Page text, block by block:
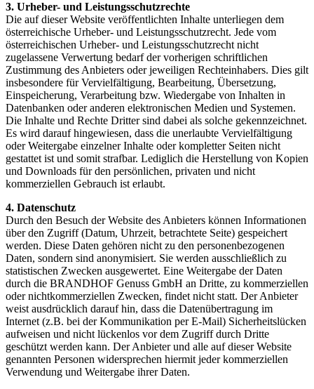
3. Urheber- und Leistungsschutzrechte
Die auf dieser Website veröffentlichten Inhalte unterliegen dem
österreichische Urheber- und Leistungsschutzrecht. Jede vom
österreichischen Urheber- und Leistungsschutzrecht nicht
zugelassene Verwertung bedarf der vorherigen schriftlichen
Zustimmung des Anbieters oder jeweiligen Rechteinhabers. Dies gilt
insbesondere für Vervielfältigung, Bearbeitung, Übersetzung,
Einspeicherung, Verarbeitung bzw. Wiedergabe von Inhalten in
Datenbanken oder anderen elektronischen Medien und Systemen.
Die Inhalte und Rechte Dritter sind dabei als solche gekennzeichnet.
Es wird darauf hingewiesen, dass die unerlaubte Vervielfältigung
oder Weitergabe einzelner Inhalte oder kompletter Seiten nicht
gestattet ist und somit strafbar. Lediglich die Herstellung von Kopien
und Downloads für den persönlichen, privaten und nicht
kommerziellen Gebrauch ist erlaubt.
4. Datenschutz
Durch den Besuch der Website des Anbieters können Informationen
über den Zugriff (Datum, Uhrzeit, betrachtete Seite) gespeichert
werden. Diese Daten gehören nicht zu den personenbezogenen
Daten, sondern sind anonymisiert. Sie werden ausschließlich zu
statistischen Zwecken ausgewertet. Eine Weitergabe der Daten
durch die BRANDHOF Genuss GmbH an Dritte, zu kommerziellen
oder nichtkommerziellen Zwecken, findet nicht statt. Der Anbieter
weist ausdrücklich darauf hin, dass die Datenübertragung im
Internet (z.B. bei der Kommunikation per E-Mail) Sicherheitslücken
aufweisen und nicht lückenlos vor dem Zugriff durch Dritte
geschützt werden kann. Der Anbieter und alle auf dieser Website
genannten Personen widersprechen hiermit jeder kommerziellen
Verwendung und Weitergabe ihrer Daten.